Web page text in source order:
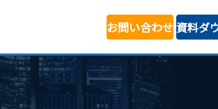
お問い合わせ 資料ダ